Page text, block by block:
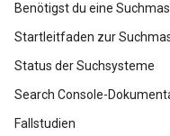
Benötigst du eine
Startleitfaden zur
Status der Suchsysteme
Search Console-
Fallstudien